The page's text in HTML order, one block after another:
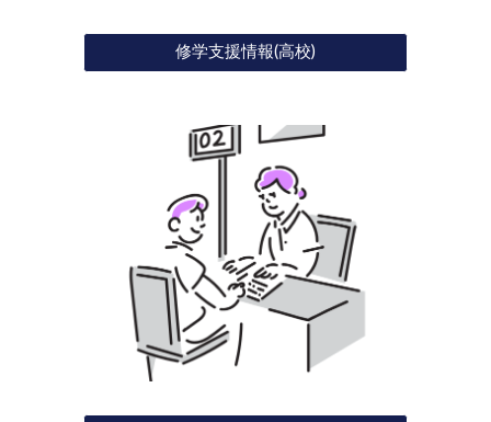
修学支援情報(高校)